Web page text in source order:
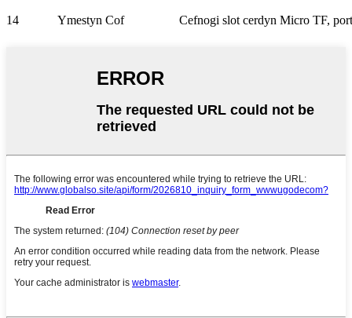
14 Ymestyn Cof Cefnogi slot cerdyn Micro TF,